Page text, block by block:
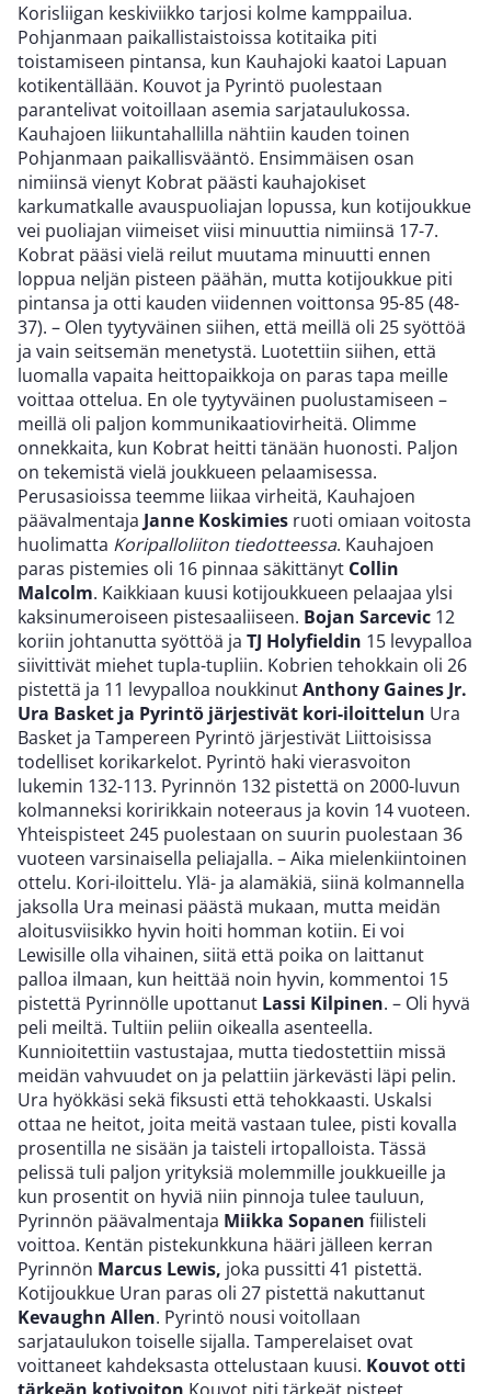
Korisliigan keskiviikko tarjosi kolme kamppailua.
Pohjanmaan paikallistaistoissa kotitaika piti
toistamiseen pintansa, kun Kauhajoki kaatoi Lapuan
kotikentällään. Kouvot ja Pyrintö puolestaan
parantelivat voitoillaan asemia sarjataulukossa.
Kauhajoen liikuntahallilla nähtiin kauden toinen
Pohjanmaan paikallisvääntö. Ensimmäisen osan
nimiinsä vienyt Kobrat päästi kauhajokiset
karkumatkalle avauspuoliajan lopussa, kun kotijoukkue
vei puoliajan viimeiset viisi minuuttia nimiinsä 17-7.
Kobrat pääsi vielä reilut muutama minuutti ennen
loppua neljän pisteen päähän, mutta kotijoukkue piti
pintansa ja otti kauden viidennen voittonsa 95-85 (48-
37). – Olen tyytyväinen siihen, että meillä oli 25 syöttöä
ja vain seitsemän menetystä. Luotettiin siihen, että
luomalla vapaita heittopaikkoja on paras tapa meille
voittaa ottelua. En ole tyytyväinen puolustamiseen –
meillä oli paljon kommunikaatiovirheitä. Olimme
onnekkaita, kun Kobrat heitti tänään huonosti. Paljon
on tekemistä vielä joukkueen pelaamisessa.
Perusasioissa teemme liikaa virheitä, Kauhajoen
päävalmentaja Janne Koskimies ruoti omiaan voitosta
huolimatta Koripalloliiton tiedotteessa. Kauhajoen
paras pistemies oli 16 pinnaa säkittänyt Collin
Malcolm. Kaikkiaan kuusi kotijoukkueen pelaajaa ylsi
kaksinumeroiseen pistesaaliiseen. Bojan Sarcevic 12
koriin johtanutta syöttöä ja TJ Holyfieldin 15 levypalloa
siivittivät miehet tupla-tupliin. Kobrien tehokkain oli 26
pistettä ja 11 levypalloa noukkinutAnthony Gaines Jr.
Ura Basket ja Pyrintö järjestivät kori-iloittelun Ura
Basket ja Tampereen Pyrintö järjestivät Liittoisissa
todelliset korikarkelot. Pyrintö haki vierasvoiton
lukemin 132-113. Pyrinnön 132 pistettä on 2000-luvun
kolmanneksi koririkkain noteeraus ja kovin 14 vuoteen.
Yhteispisteet 245 puolestaan on suurin puolestaan 36
vuoteen varsinaisella peliajalla. – Aika mielenkiintoinen
ottelu. Kori-iloittelu. Ylä- ja alamäkiä, siinä kolmannella
jaksolla Ura meinasi päästä mukaan, mutta meidän
aloitusviisikko hyvin hoiti homman kotiin. Ei voi
Lewisille olla vihainen, siitä että poika on laittanut
palloa ilmaan, kun heittää noin hyvin, kommentoi 15
pistettä Pyrinnölle upottanut Lassi Kilpinen. – Oli hyvä
peli meiltä. Tultiin peliin oikealla asenteella.
Kunnioitettiin vastustajaa, mutta tiedostettiin missä
meidän vahvuudet on ja pelattiin järkevästi läpi pelin.
Ura hyökkäsi sekä fiksusti että tehokkaasti. Uskalsi
ottaa ne heitot, joita meitä vastaan tulee, pisti kovalla
prosentilla ne sisään ja taisteli irtopalloista. Tässä
pelissä tuli paljon yrityksiä molemmille joukkueille ja
kun prosentit on hyviä niin pinnoja tulee tauluun,
Pyrinnön päävalmentaja Miikka Sopanen fiilisteli
voittoa. Kentän pistekunkkuna hääri jälleen kerran
Pyrinnön Marcus Lewis, joka pussitti 41 pistettä.
Kotijoukkue Uran paras oli 27 pistettä nakuttanut
Kevaughn Allen. Pyrintö nousi voitollaan
sarjataulukon toiselle sijalla. Tamperelaiset ovat
voittaneet kahdeksasta ottelustaan kuusi. Kouvot otti